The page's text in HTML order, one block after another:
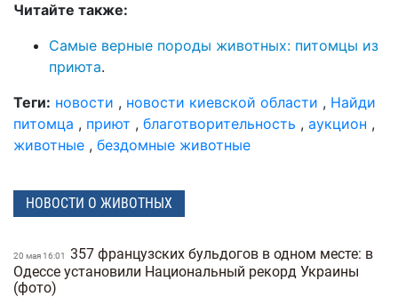
Читайте также:
Самые верные породы животных: питомцы из
приюта.
Теги: новости , новости киевской области , Найди
питомца , приют , благотворительность , аукцион ,
животные , бездомные животные
НОВОСТИ О ЖИВОТНЫХ
20 мая 16:01
357 французских бульдогов в одном месте: в
Одессе установили Национальный рекорд Украины
(фото)